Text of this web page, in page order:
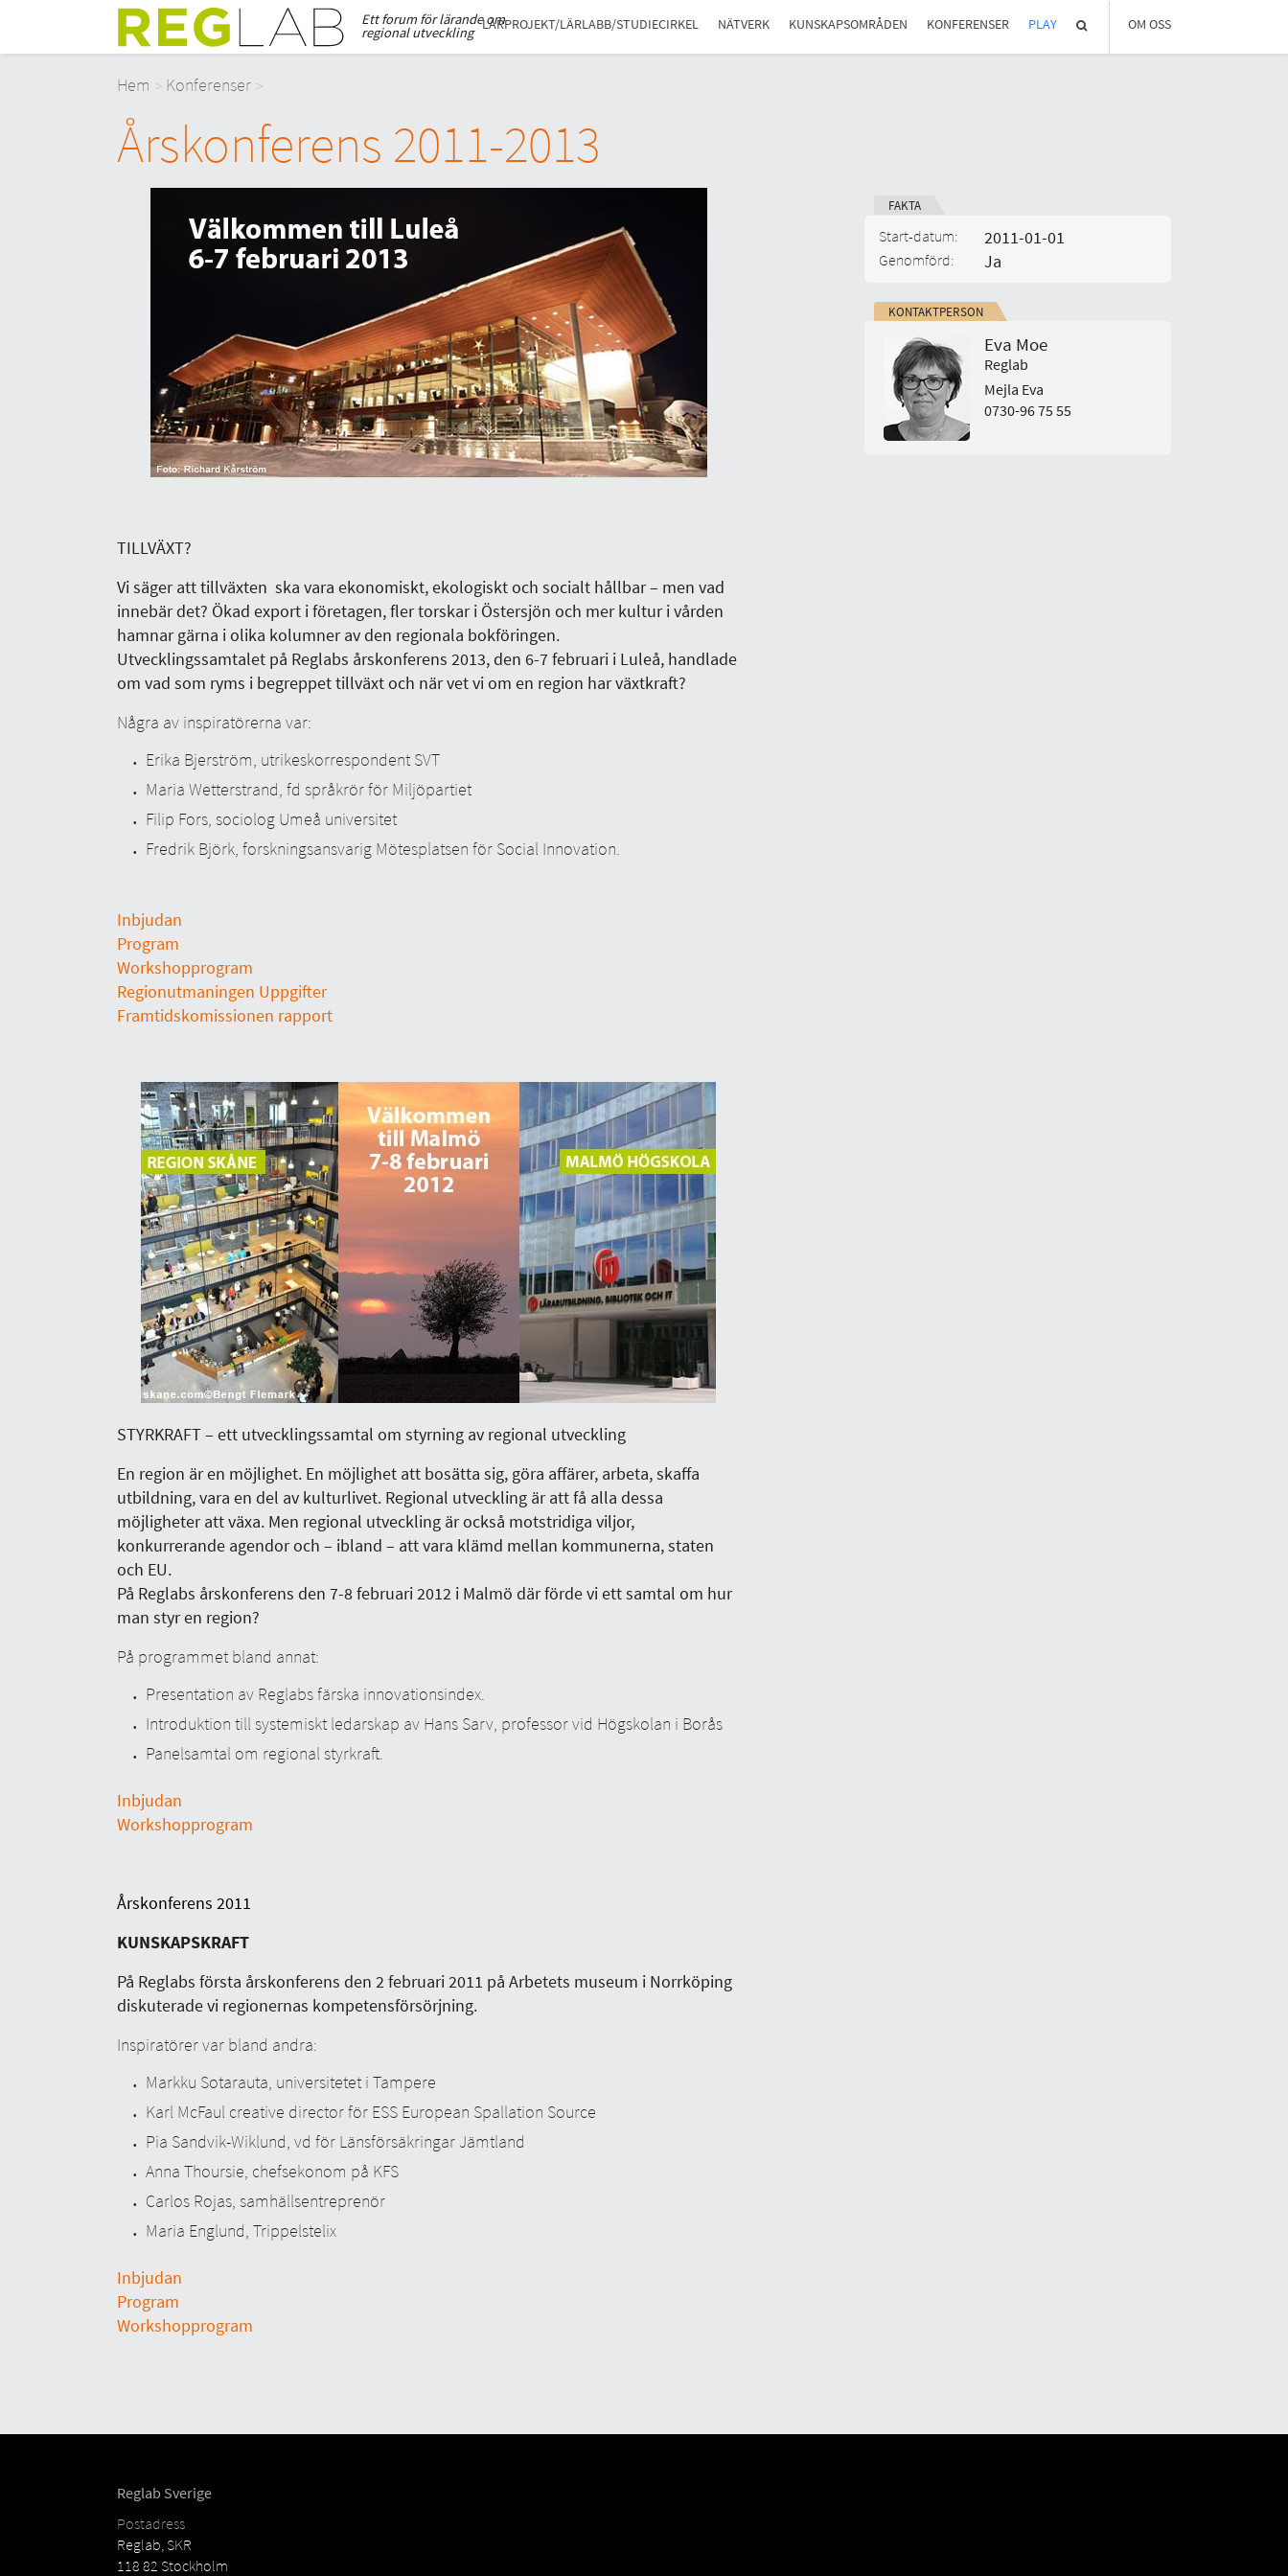
LÄRPROJEKT/LÄRLABB/STUDIECIRKEL NÄTVERK KUNSKAPSOMRÅDEN KONFERENSER PLAY OM OSS
OM REGLAB
Ett forum för lärande om
regional utveckling
Hem Konferenser
Årskonferens 2011-2013
TILLVÄXT?
Vi säger att tillväxten ska vara ekonomiskt, ekologiskt och socialt hållbar – men vad
innebär det? Ökad export i företagen, fler torskar i Östersjön och mer kultur i vården
hamnar gärna i olika kolumner av den regionala bokföringen.
Utvecklingssamtalet på Reglabs årskonferens 2013, den 6-7 februari i Luleå, handlade
om vad som ryms i begreppet tillväxt och när vet vi om en region har växtkraft?
Några av inspiratörerna var:
Erika Bjerström, utrikeskorrespondent SVT
Maria Wetterstrand, fd språkrör för Miljöpartiet
Filip Fors, sociolog Umeå universitet
Fredrik Björk, forskningsansvarig Mötesplatsen för Social Innovation.
Inbjudan
Program
Workshopprogram
Regionutmaningen Uppgifter
Framtidskomissionen rapport
STYRKRAFT – ett utvecklingssamtal om styrning av regional utveckling
En region är en möjlighet. En möjlighet att bosätta sig, göra affärer, arbeta, skaffa
utbildning, vara en del av kulturlivet. Regional utveckling är att få alla dessa
möjligheter att växa. Men regional utveckling är också motstridiga viljor,
konkurrerande agendor och – ibland – att vara klämd mellan kommunerna, staten
och EU.
På Reglabs årskonferens den 7-8 februari 2012 i Malmö där förde vi ett samtal om hur
man styr en region?
På programmet bland annat:
Presentation av Reglabs färska innovationsindex.
Introduktion till systemiskt ledarskap av Hans Sarv, professor vid Högskolan i Borås
Panelsamtal om regional styrkraft.
Inbjudan
Workshopprogram
Årskonferens 2011
KUNSKAPSKRAFT
På Reglabs första årskonferens den 2 februari 2011 på Arbetets museum i Norrköping
diskuterade vi regionernas kompetensförsörjning.
Inspiratörer var bland andra:
Markku Sotarauta, universitetet i Tampere
Karl McFaul creative director för ESS European Spallation Source
Pia Sandvik-Wiklund, vd för Länsförsäkringar Jämtland
Anna Thoursie, chefsekonom på KFS
Carlos Rojas, samhällsentreprenör
Maria Englund, Trippelstelix
Inbjudan
Program
Workshopprogram
FAKTA
Senast anmälningdatum:
Start-datum: 2011-01-01
Slut-datum:
Genomförd: Ja
KONTAKTPERSON
Eva Moe
Reglab
Mejla Eva
0730-96 75 55
Reglab Sverige
Postadress
Reglab, SKR
118 82 Stockholm